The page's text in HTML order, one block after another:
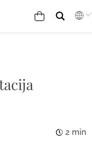
2 min